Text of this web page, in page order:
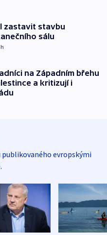
zastavit stavbu
sálu
h
na Západním břehu
a kritizují i
publikovaného evropskými